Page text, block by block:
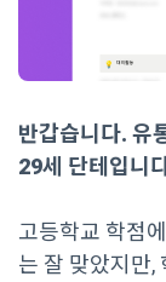
반갑습니다. 유
29세 단테입니
고등학교 학점
는 잘 맞았지만,